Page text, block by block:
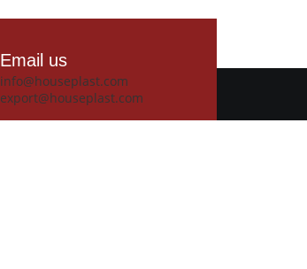
Email us
info@houseplast.com
export@houseplast.com